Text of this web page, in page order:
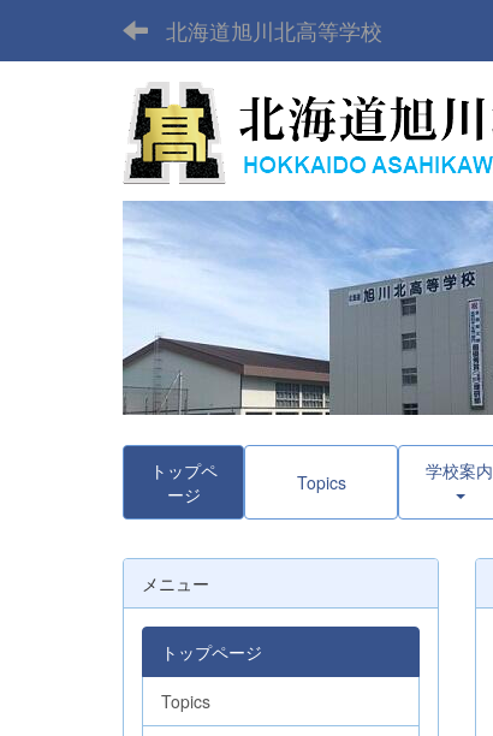
北海道旭川北高等学校
トップペ
ージ
Topics 学校案内
メニュー
トップページ
Topics